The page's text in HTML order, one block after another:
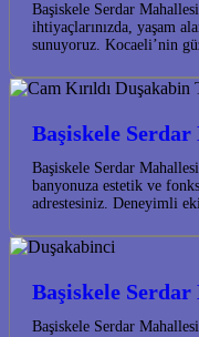
Başiskele Serdar
ihtiyaçlarınızda, yaşam
sunuyoruz. Kocaeli’nin
Başiskele Serdar
Başiskele Serdar Mahallesi
banyonuza estetik ve
adrestesiniz. Deneyimli
Başiskele
Başiskele Serdar